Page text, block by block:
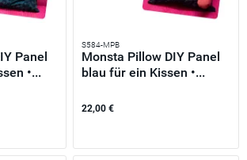
Panel
•...
S584-MPB
Monsta Pillow DIY Panel
blau für ein Kissen •...
22,00 €